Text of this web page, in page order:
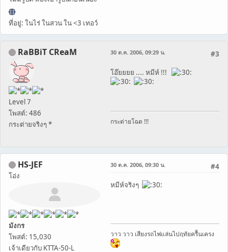
ที่อยู่: ในไร่ ในสวน ใน <3 เทอว์
RaBBiT CReaM
Level 7
โพสต์: 486
กระต่ายจริงๆ *
#3
30 ต.ค. 2006, 09:29 น.
โอ๊ยยยย .... หมีห์ !!!
กระต่ายโฉด !!!
HS-JEF
โอ่ง
มังกร
โพสต์: 15,030
เจ้าเดียวกับ KTTA-50-L
#4
30 ต.ค. 2006, 09:30 น.
หมีห์จริงๆ
วาว วาว เสียงรถไฟแล่นไปฤทัยครื้นเครง